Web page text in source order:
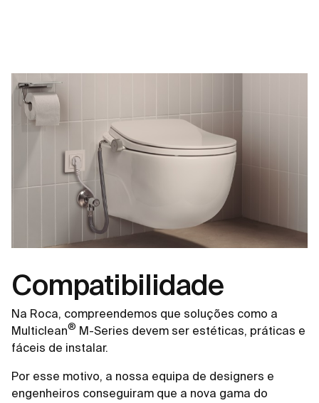
Compatibilidade
Na Roca, compreendemos que soluções como a
Multiclean® M-Series devem ser estéticas, práticas e
fáceis de instalar.
Por esse motivo, a nossa equipa de designers e
engenheiros conseguiram que a nova gama do